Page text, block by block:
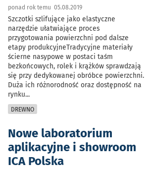
ponad rok temu 05.08.2019
Szczotki szlifujące jako elastyczne
narzędzie ułatwiające proces
przygotowania powierzchni pod dalsze
etapy produkcyjneTradycyjne materiały
ścierne nasypowe w postaci taśm
bezkońcowych, rolek i krążków sprawdzają
się przy dedykowanej obróbce powierzchni.
Duża ich różnorodność oraz dostępność na
rynku...
DREWNO
Nowe laboratorium
aplikacyjne i showroom
ICA Polska